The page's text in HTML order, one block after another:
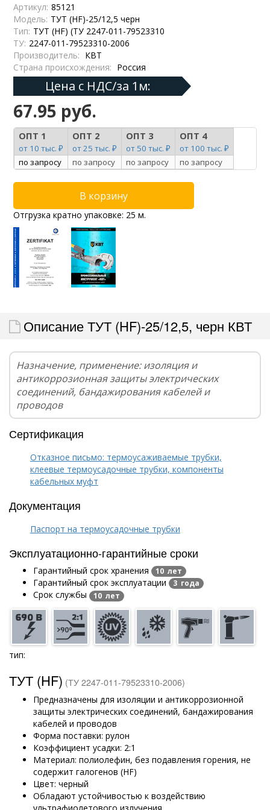
Артикул: 85121
Модель: ТУТ (HF)-25/12,5 черн
Тип: ТУТ (HF) (ТУ 2247-011-79523310
ТУ: 2247-011-79523310-2006
Производитель: КВТ
Страна происхождения: Россия
Цена с НДС/за 1м:
67.95 руб.
ОПТ 1
от 10 тыс. ₽
ОПТ 2
от 25 тыс. ₽
ОПТ 3
от 50 тыс. ₽
ОПТ 4
от 100 тыс. ₽
по запросу
по запросу по запросу по запросу
Отгрузка кратно упаковке: 25 м.
Описание ТУТ (HF)-25/12,5, черн КВТ
Назначение, применение: изоляция и
антикоррозионная защиты электрических
соединений, бандажирования кабелей и
проводов
Сертификация
Отказное письмо: термоусаживаемые трубки,
клеевые термоусадочные трубки, компоненты
кабельных муфт
Документация
Паспорт на термоусадочные трубки
Эксплуатационно-гарантийные сроки
Гарантийный срок хранения 10 лет
Гарантийный срок эксплуатации 3 года
Срок службы 10 лет
тип:
ТУТ (HF) (ТУ 2247-011-79523310-2006)
Предназначены для изоляции и антикоррозионной
защиты электрических соединений, бандажирования
кабелей и проводов
Форма поставки: рулон
Коэффициент усадки: 2:1
Материал: полиолефин, без подавления горения, не
содержит галогенов (HF)
Цвет: черный
Обладают устойчивостью к воздействию
ультрафиолетового излучения